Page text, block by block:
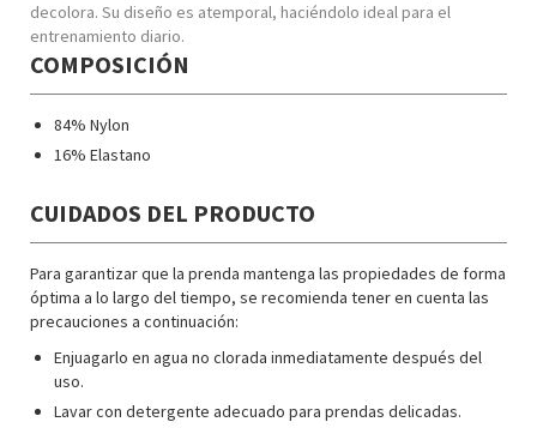
decolora. Su diseño es atemporal, haciéndolo ideal para el
entrenamiento diario.
COMPOSICIÓN
84% Nylon
16% Elastano
CUIDADOS DEL PRODUCTO
Para garantizar que la prenda mantenga las propiedades de forma
óptima a lo largo del tiempo, se recomienda tener en cuenta las
precauciones a continuación:
Enjuagarlo en agua no clorada inmediatamente después del
uso.
Lavar con detergente adecuado para prendas delicadas.